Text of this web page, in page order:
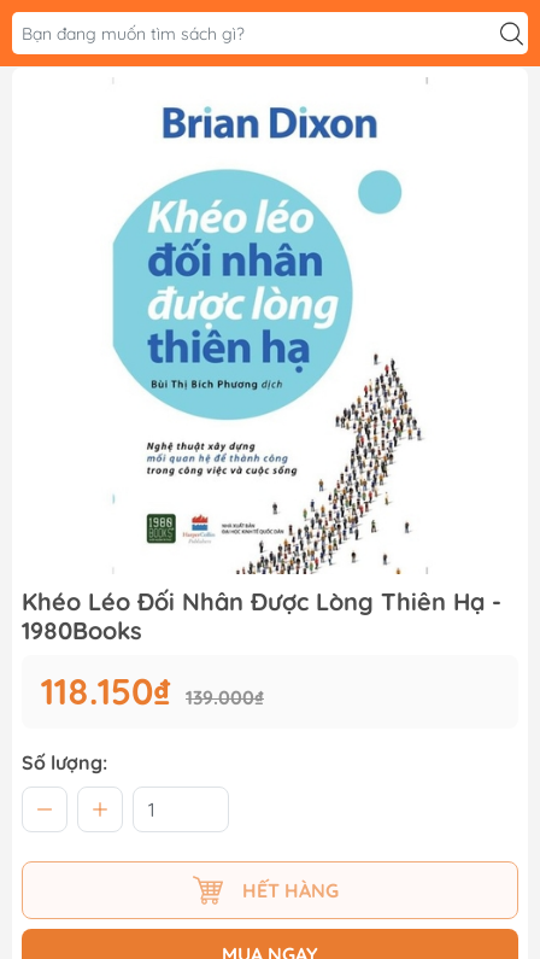
Khéo Léo Đối Nhân Được Lòng Thiên Hạ -
1980Books
118.150₫ 139.000₫
Số lượng:
HẾT HÀNG